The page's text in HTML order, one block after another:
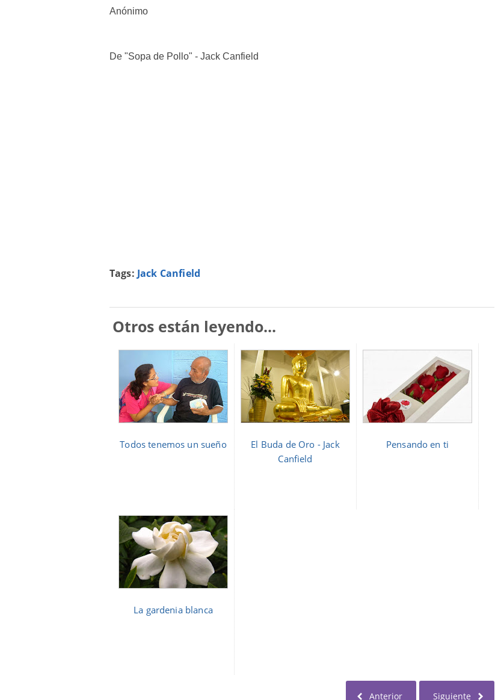
Anónimo
De "Sopa de Pollo" - Jack Canfield
Tags: Jack Canfield
Otros están leyendo...
Todos tenemos un sueño
El Buda de Oro - Jack
Canfield
Pensando en ti
La gardenia blanca
Siguiente
Anterior